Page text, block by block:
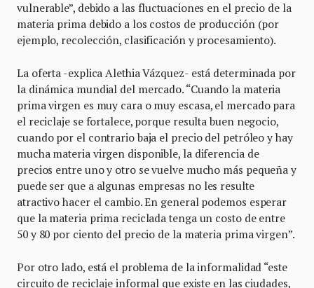
vulnerable”, debido a las fluctuaciones en el precio de la
materia prima debido a los costos de producción (por
ejemplo, recolección, clasificación y procesamiento).
La oferta -explica Alethia Vázquez- está determinada por
la dinámica mundial del mercado. “Cuando la materia
prima virgen es muy cara o muy escasa, el mercado para
el reciclaje se fortalece, porque resulta buen negocio,
cuando por el contrario baja el precio del petróleo y hay
mucha materia virgen disponible, la diferencia de
precios entre uno y otro se vuelve mucho más pequeña y
puede ser que a algunas empresas no les resulte
atractivo hacer el cambio. En general podemos esperar
que la materia prima reciclada tenga un costo de entre
50 y 80 por ciento del precio de la materia prima virgen”.
Por otro lado, está el problema de la informalidad “este
circuito de reciclaje informal que existe en las ciudades,